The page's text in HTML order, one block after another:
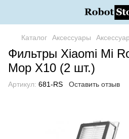
Каталог Аксессуары
Фильтры Xiaomi Mi
Mop X10 (2 шт.)
Артикул: 681-RS Оставить отзыв